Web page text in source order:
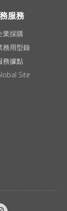
做好送給家
服務
業採購
務用型錄
務據點
Site